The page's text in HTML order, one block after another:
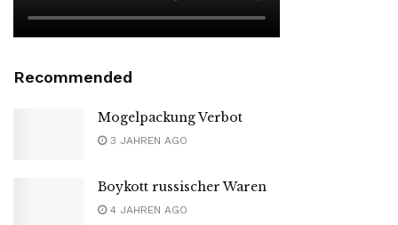
Recommended
Mogelpackung Verbot
3 JAHREN AGO
Boykott russischer Waren
4 JAHREN AGO